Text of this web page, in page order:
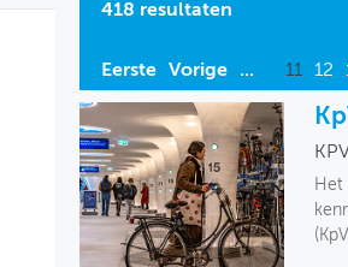
418 resultaten
Eerste Vorige ... 11 12
Het